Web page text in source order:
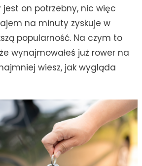
on potrzebny, nic więc
na minuty zyskuje w
popularność. Na czym to
wynajmowałeś już rower na
wiesz, jak wygląda